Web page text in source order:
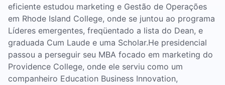
eficiente estudou marketing e Gestão de Operações
em Rhode Island College, onde se juntou ao programa
Líderes emergentes, freqüentado a lista do Dean, e
graduada Cum Laude e uma Scholar.He presidencial
passou a perseguir seu MBA focado em marketing do
Providence College, onde ele serviu como um
companheiro Education Business Innovation,